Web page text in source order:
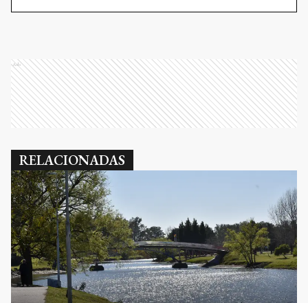
Ads
RELACIONADAS